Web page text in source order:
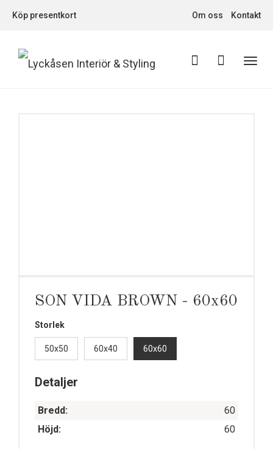
Köp presentkort Om oss Kontakt
SON VIDA BROWN - 60x60
Storlek
50x50 60x40 60x60
Detaljer
Bredd:
60
Höjd:
60